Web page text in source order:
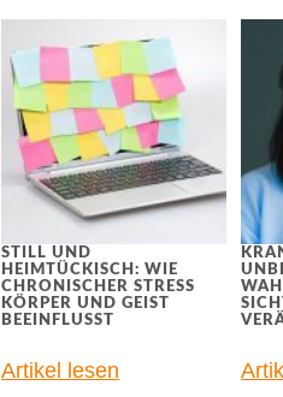
STILL UND
HEIMTÜCKISCH: WIE
CHRONISCHER STRESS
KÖRPER UND GEIST
BEEINFLUSST
Artikel lesen